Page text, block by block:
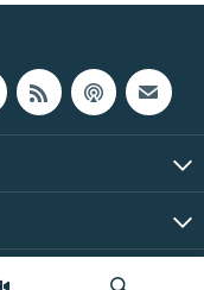
| Все права защищены.